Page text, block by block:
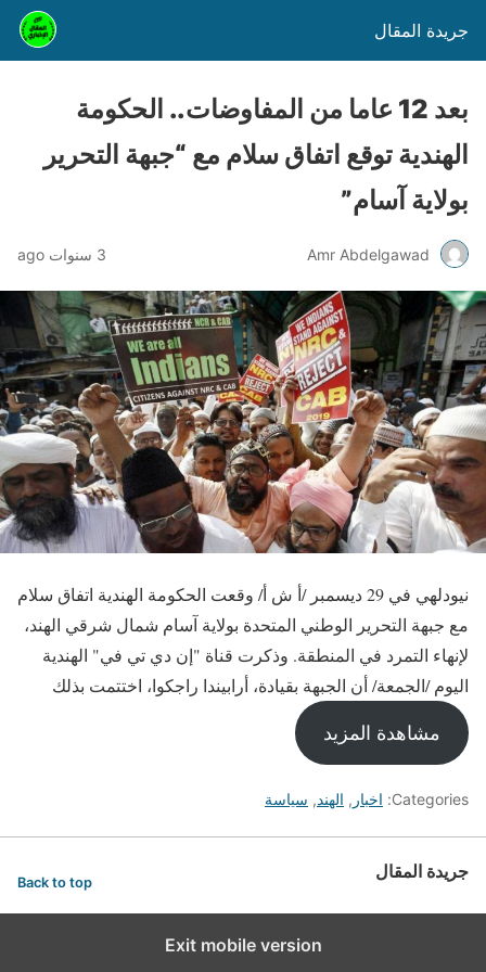
جريدة المقال
بعد 12 عاما من المفاوضات.. الحكومة
الهندية توقع اتفاق سلام مع “جبهة التحرير
بولاية آسام”
Amr Abdelgawad 3 سنوات ago
نيودلهي في 29 ديسمبر /أ ش أ/ وقعت الحكومة الهندية اتفاق سلام
مع جبهة التحرير الوطني المتحدة بولاية آسام شمال شرقي الهند،
لإنهاء التمرد في المنطقة. وذكرت قناة "إن دي تي في" الهندية
اليوم /الجمعة/ أن الجبهة بقيادة، أرابيندا راجكوا، اختتمت بذلك
مشاهدة المزيد
Categories: اخبار , الهند, سياسة
جريدة المقال Back to top
Exit mobile version